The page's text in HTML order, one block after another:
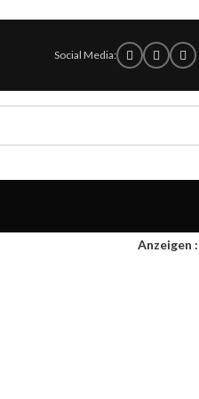
Social Media:
Anzeigen